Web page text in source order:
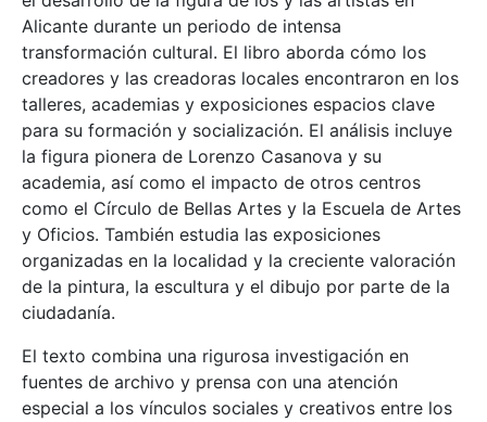
Alicante durante un periodo de intensa
transformación cultural. El libro aborda cómo los
creadores y las creadoras locales encontraron en los
talleres, academias y exposiciones espacios clave
para su formación y socialización. El análisis incluye
la figura pionera de Lorenzo Casanova y su
academia, así como el impacto de otros centros
como el Círculo de Bellas Artes y la Escuela de Artes
y Oficios. También estudia las exposiciones
organizadas en la localidad y la creciente valoración
de la pintura, la escultura y el dibujo por parte de la
ciudadanía.
El texto combina una rigurosa investigación en
fuentes de archivo y prensa con una atención
especial a los vínculos sociales y creativos entre los